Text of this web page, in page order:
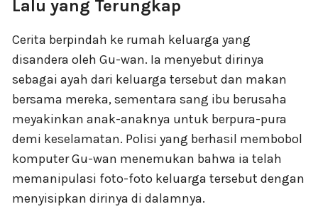
Lalu yang Terungkap
Cerita berpindah ke rumah keluarga yang
disandera oleh Gu-wan. Ia menyebut dirinya
sebagai ayah dari keluarga tersebut dan makan
bersama mereka, sementara sang ibu berusaha
meyakinkan anak-anaknya untuk berpura-pura
demi keselamatan. Polisi yang berhasil membobol
komputer Gu-wan menemukan bahwa ia telah
memanipulasi foto-foto keluarga tersebut dengan
menyisipkan dirinya di dalamnya.